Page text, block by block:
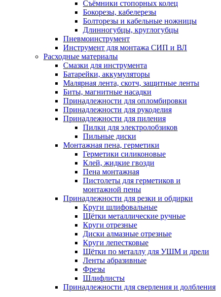
Съёмники стопорных колец
Бокорезы, кабелерезы
Болторезы и кабельные ножницы
Длинногубцы, круглогубцы
Пневмоинструмент
Инструмент для монтажа СИП и ВЛ
Расходные материалы
Смазки для инструмента
Батарейки, аккумуляторы
Малярная лента, скотч, защитные ленты
Биты, магнитные насадки
Принадлежности для опломбировки
Принадлежности для рукоделия
Принадлежности для пиления
Пилки для электролобзиков
Пильные диски
Монтажная пена, герметики
Герметики силиконовые
Клей, жидкие гвозди
Пена монтажная
Пистолеты для герметиков и
монтажной пены
Принадлежности для резки и обдирки
Круги шлифовальные
Щётки металлические ручные
Круги отрезные
Диски алмазные отрезные
Круги лепестковые
Щётки по металлу для УШМ и дрели
Ленты абразивные
Фрезы
Шлифлисты
Принадлежности для сверления и долбления